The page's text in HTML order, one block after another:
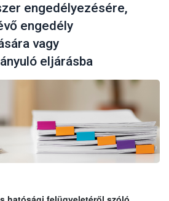
engedélyezésére,
engedély
vagy
eljárásba